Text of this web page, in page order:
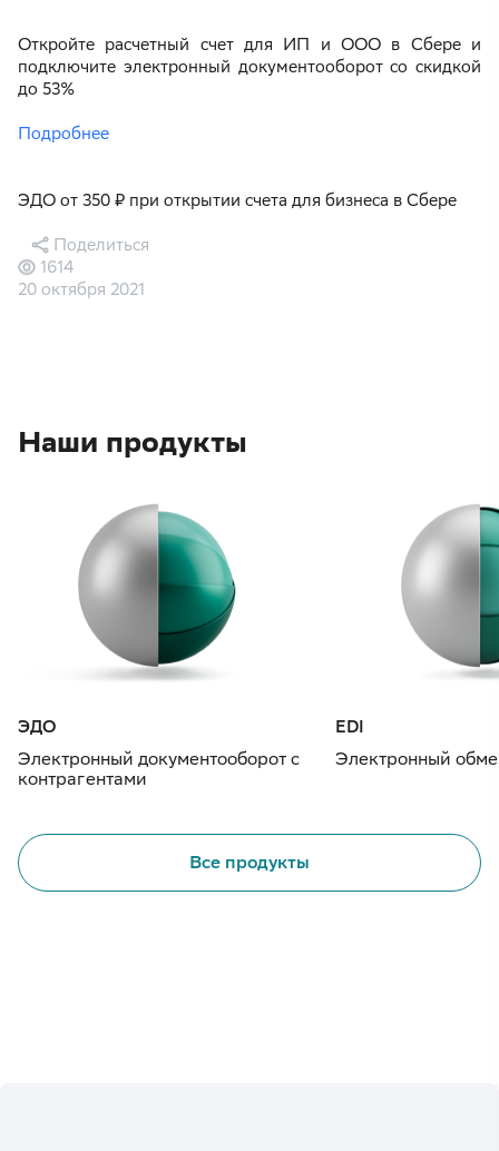
Откройте расчетный счет для ИП и ООО в Сбере и
подключите электронный документооборот со скидкой
до 53%
Подробнее
ЭДО от 350 ₽ при открытии счета для бизнеса в Сбере
20 октября 2021
1614
Поделиться
Наши продукты
ЭДО
Электронный документооборот с
контрагентами
EDI
Электронный
Все продукты